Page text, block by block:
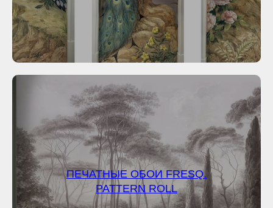
ПЕЧАТНЫЕ ОБОИ FRESQ.
PATTERN ROLL